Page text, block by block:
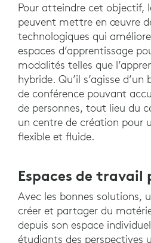
Pour atteindre cet objectif,
peuvent mettre en œuvre
technologiques qui
espaces d’apprentissage
modalités telles que
hybride. Qu’il s’agisse
de conférence pouvant
de personnes, tout lieu du
un centre de création pour
flexible et fluide.
Espaces de travail
Avec les bonnes solutions,
créer et partager du
depuis son espace
étudiants des perspectives